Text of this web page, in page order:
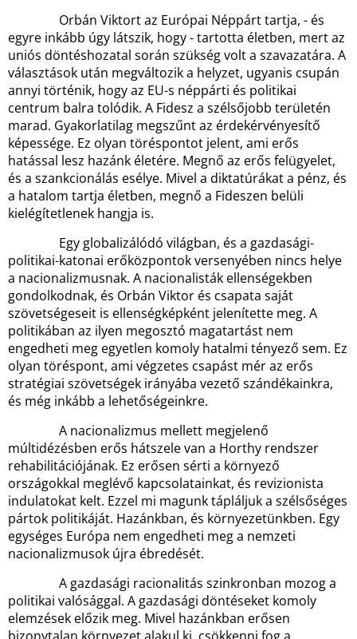
Orbán Viktort az Európai Néppárt tartja, - és
egyre inkább úgy látszik, hogy - tartotta életben, mert az
uniós döntéshozatal során szükség volt a szavazatára. A
választások után megváltozik a helyzet, ugyanis csupán
annyi történik, hogy az EU-s néppárti és politikai
centrum balra tolódik. A Fidesz a szélsőjobb területén
marad. Gyakorlatilag megszűnt az érdekérvényesítő
képessége. Ez olyan töréspontot jelent, ami erős
hatással lesz hazánk életére. Megnő az erős felügyelet,
és a szankcionálás esélye. Mivel a diktatúrákat a pénz, és
a hatalom tartja életben, megnő a Fideszen belüli
kielégítetlenek hangja is.
Egy globalizálódó világban, és a gazdasági-
politikai-katonai erőközpontok versenyében nincs helye
a nacionalizmusnak. A nacionalisták ellenségekben
gondolkodnak, és Orbán Viktor és csapata saját
szövetségeseit is ellenségképként jelenítette meg. A
politikában az ilyen megosztó magatartást nem
engedheti meg egyetlen komoly hatalmi tényező sem. Ez
olyan töréspont, ami végzetes csapást mér az erős
stratégiai szövetségek irányába vezető szándékainkra,
és még inkább a lehetőségeinkre.
A nacionalizmus mellett megjelenő
múltidézésben erős hátszele van a Horthy rendszer
rehabilitációjának. Ez erősen sérti a környező
országokkal meglévő kapcsolatainkat, és revizionista
indulatokat kelt. Ezzel mi magunk tápláljuk a szélsőséges
pártok politikáját. Hazánkban, és környezetünkben. Egy
egységes Európa nem engedheti meg a nemzeti
nacionalizmusok újra ébredését.
A gazdasági racionalitás szinkronban mozog a
politikai valósággal. A gazdasági döntéseket komoly
elemzések előzik meg. Mivel hazánkban erősen